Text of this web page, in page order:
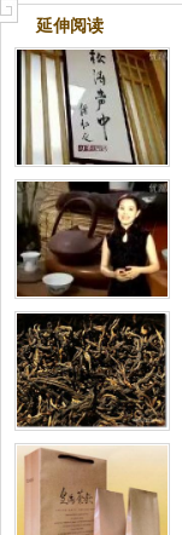
延伸阅读